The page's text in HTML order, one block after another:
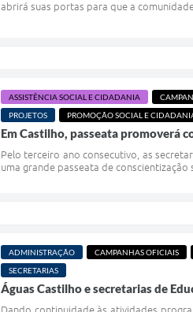
abrirá suas portas para que a
ASSISTÊNCIA SOCIAL E CIDADANIA
PROJETOS
PROMOÇÃO SOCIAL E
Em Castilho, passeata promoverá
Pelo terceiro ano consecutivo, as
uma grande passeata de
ADMINISTRAÇÃO CAMPANHAS OFICIAIS
SECRETARIAS
Águas Castilho e secretarias de
Dando continuidade às atividades